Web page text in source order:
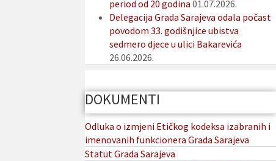
period od 20 godina 01.07.2026.
Delegacija Grada Sarajeva odala počast
povodom 33. godišnjice ubistva
sedmero djece u ulici Bakarevića
26.06.2026.
DOKUMENTI
Odluka o izmjeni Etičkog kodeksa izabranih i
imenovanih funkcionera Grada Sarajeva
Statut Grada Sarajeva